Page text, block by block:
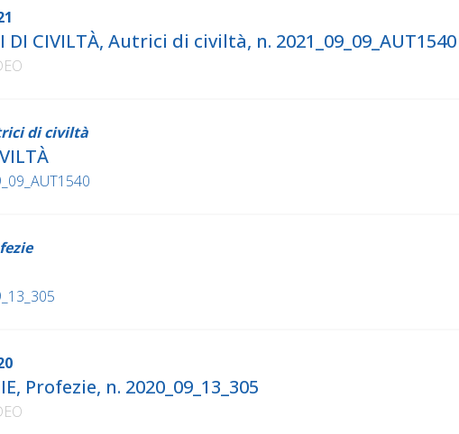
DI CIVILTÀ, Autrici di civiltà, n. 2021_09_09_AUT1540
di civiltà
Profezie, n. 2020_09_13_305